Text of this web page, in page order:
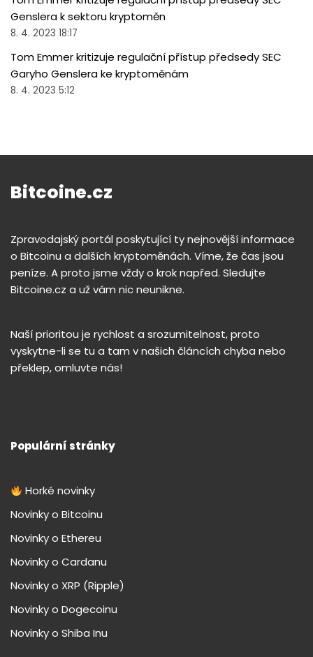
Genslera k sektoru kryptoměn
8. 4. 2023 18:17
Tom Emmer kritizuje regulační přístup předsedy SEC
Garyho Genslera ke kryptoměnám
8. 4. 2023 5:12
Bitcoine.cz
Zpravodajský portál poskytující ty nejnovější informace
o Bitcoinu a dalších kryptoměnách. Víme, že čas jsou
peníze. A proto jsme vždy o krok napřed. Sledujte
Bitcoine.cz a už vám nic neunikne.
Naší prioritou je rychlost a srozumitelnost, proto
vyskytne-li se tu a tam v našich článcích chyba nebo
překlep, omluvte nás!
Populární stránky
Horké novinky
Novinky o Bitcoinu
Novinky o Ethereu
Novinky o Cardanu
Novinky o XRP (Ripple)
Novinky o Dogecoinu
Novinky o Shiba Inu